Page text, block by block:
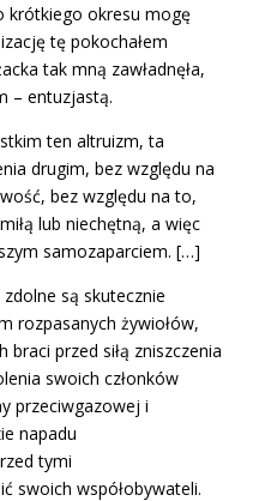
krótkiego okresu mogę
tę pokochałem
tak mną zawładnęła,
– entuzjastą.
ten altruizm, ta
drugim, bez względu na
bez względu na to,
lub niechętną, a więc
samozaparciem. […]
są skutecznie
rozpasanych żywiołów,
przed siłą zniszczenia
swoich członków
przeciwgazowej i
napadu
tymi
swoich współobywateli.